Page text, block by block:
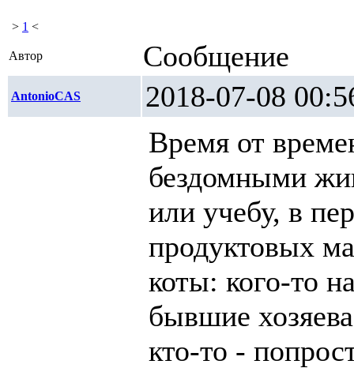
> 1 <
Автор Сообщение
AntonioCAS 2018-07-08
Время от
бездомными
или учебу, в
продуктовых
коты: кого-то
бывшие
кто-то -